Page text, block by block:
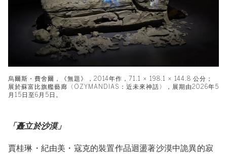
烏爾斯・費舍爾，《無題》，2014年作，71.1 × 198.1 × 144.8 公分；
展於蘇富比旗艦藝廊〈OZYMANDIAS：近未來神話〉，展期由2026年5
月15日至6月5日。
「矗立於沙漠」
賈桂琳・紀由美・寇克的裝置作品迴盪著沙漠中詭異的寂